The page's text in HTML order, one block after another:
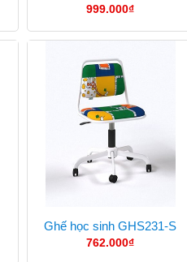
999.000₫
Ghế học sinh GHS231-S
762.000₫